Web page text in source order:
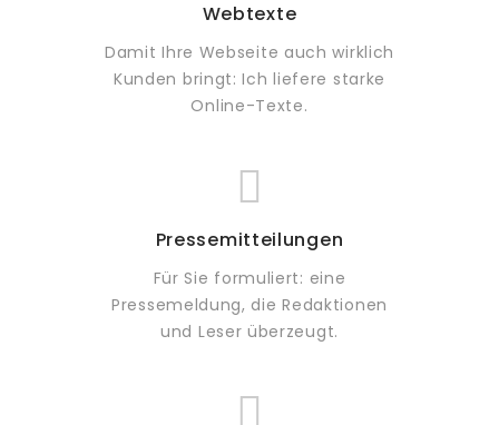
Webtexte
Damit Ihre Webseite auch wirklich
Kunden bringt: Ich liefere starke
Online-Texte.
Pressemitteilungen
Für Sie formuliert: eine
Pressemeldung, die Redaktionen
und Leser überzeugt.